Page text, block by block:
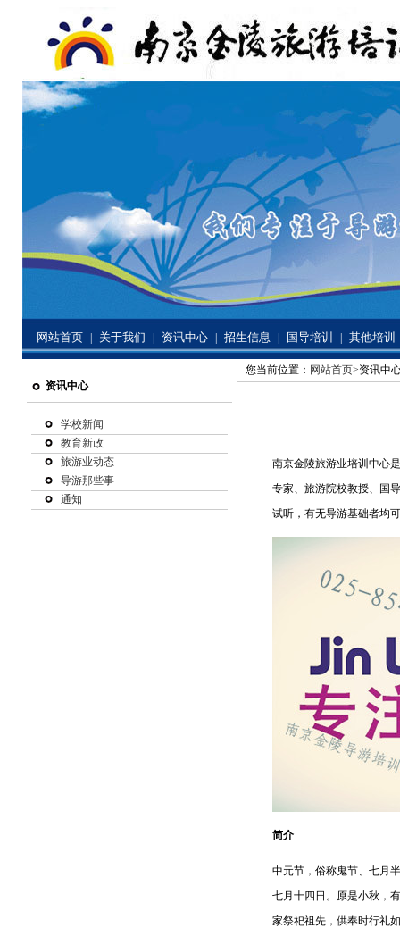
网站首页 关于我们 资讯中心 招生信息 国导培训 其他培训
资讯中心
学校新闻
教育新政
旅游业动态
导游那些事
通知
您当前位置： 网站首页>资讯中
南京金陵旅游业培训中心
专家、旅游院校教授、国
试听，有无导游基础者均
简介
中元节，俗称鬼节、七月
七月十四日。原是小秋，
家祭祀祖先，供奉时行礼